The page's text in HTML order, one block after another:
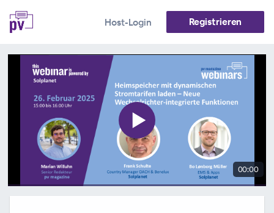
Host-Login Registrieren
00:00